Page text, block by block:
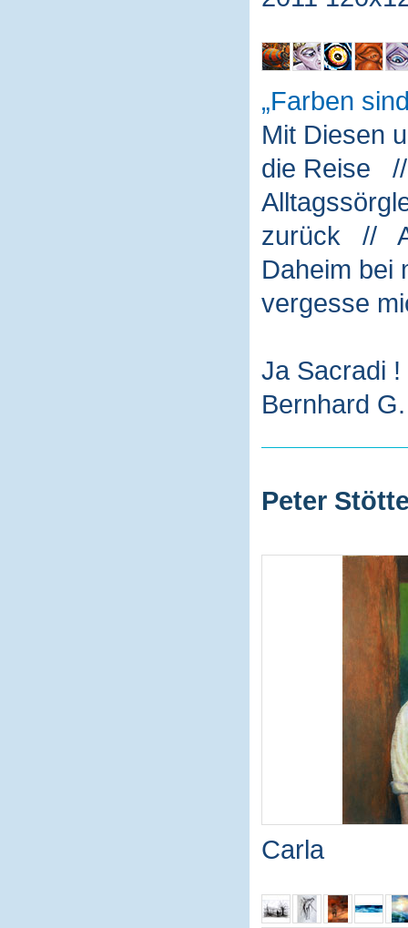
Farben
Mit Diesen
die Reise
zurück //
Daheim
vergesse
Ja Sacradi
Bernhard
Peter
Carla